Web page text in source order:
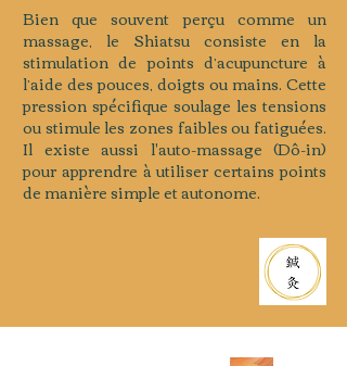
Bien que souvent perçu comme un
massage, le Shiatsu consiste en la
stimulation de points d’acupuncture à
l’aide des pouces, doigts ou mains. Cette
pression spécifique soulage les tensions
ou stimule les zones faibles ou fatiguées.
Il existe aussi l'auto-massage (Dô-in)
pour apprendre à utiliser certains points
de manière simple et autonome.